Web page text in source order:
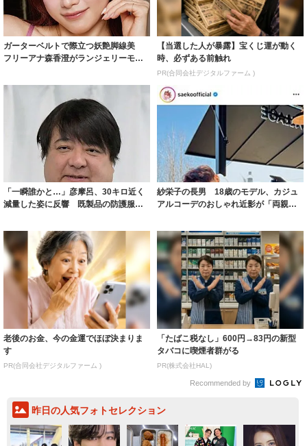
ガーターベルトで際立つ妖艶脚線美
フリーアナ森香澄がランジェリーモデ
【当選した人が暴露】宝くじ運が動く
時、必ずある前触れ
PR(合同会社デジタルファーム )
「一瞬誰かと…」彦摩呂、30キロ近く
減量した姿に反響 既製品の防護服が
紗栄子の長男 18歳のモデル、カジュ
アルコーデのおしゃれ近影が「両親の
老後のお金、今の金運でほぼ決まりま
す
PR(合同会社デジタルファーム )
「たばこ税なし」600円→83円の新型
タバコに喫煙者群がる
PR(株式会社HAL)
Recommended by
昨日の人気フォトセレクション